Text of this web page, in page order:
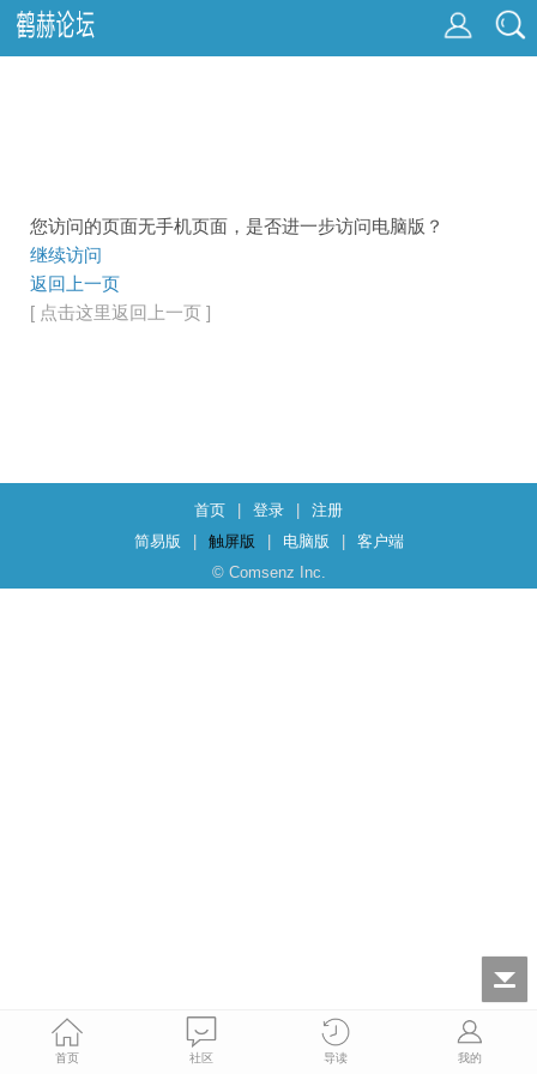
您访问的页面无手机页面，是否进一步访问电脑版？
继续访问
返回上一页
[ 点击这里返回上一页 ]
首页 登录
注册
简易版
触屏版 电脑版
客户端
© Comsenz Inc.
首页 社区 导读 我的